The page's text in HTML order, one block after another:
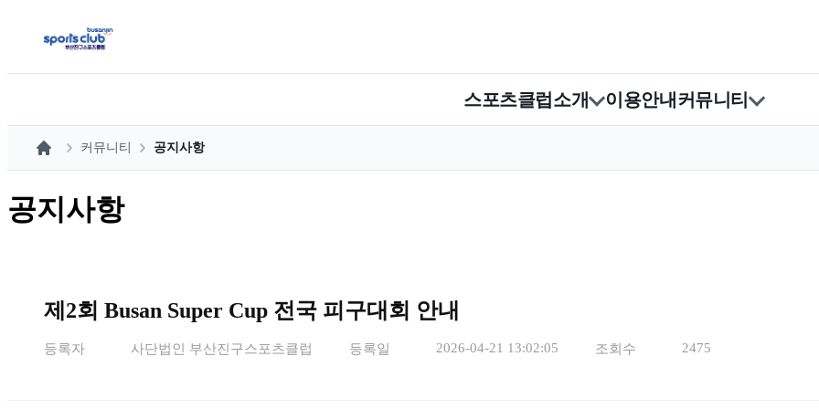
스포츠클럽소개 이용안내 커뮤니티
홈 커뮤니티 공지사항
공지사항
제2회 Busan Super Cup 전국 피구대회 안내
등록자 사단법인 부산진구스포츠클럽 등록일 2026-04-21 13:02:05 조회수 2475